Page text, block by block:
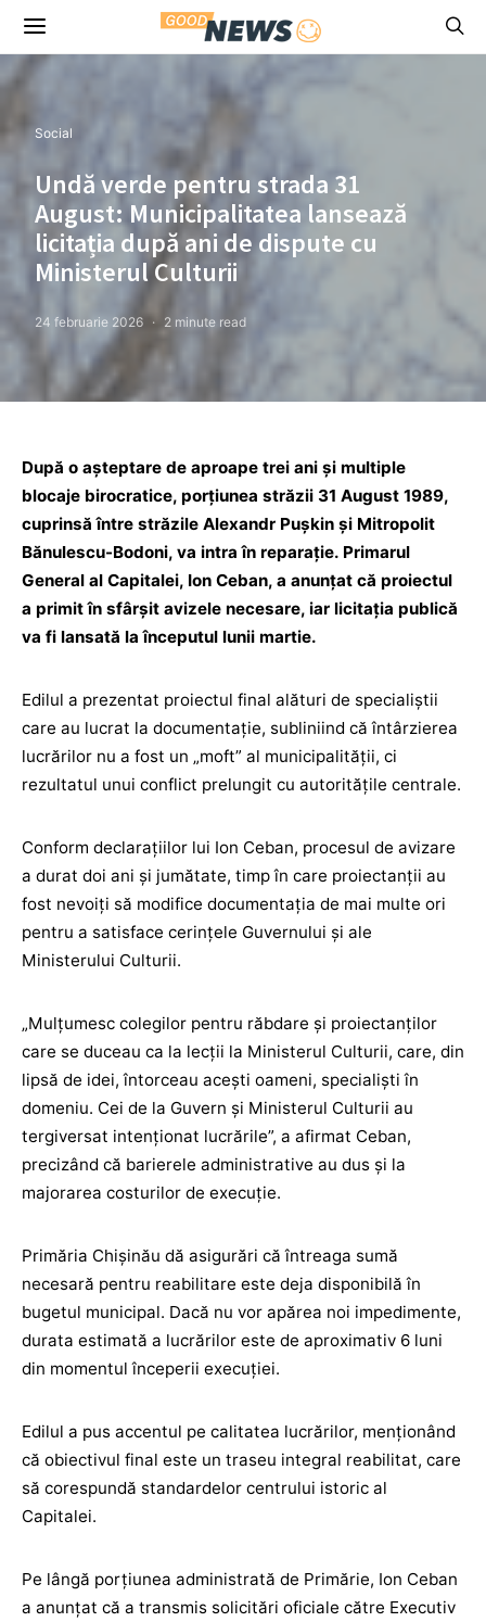
Social
Undă verde pentru strada 31
August: Municipalitatea lansează
licitația după ani de dispute cu
Ministerul Culturii
24 februarie 2026 2 minute read
După o așteptare de aproape trei ani și multiple
blocaje birocratice, porțiunea străzii 31 August 1989,
cuprinsă între străzile Alexandr Pușkin și Mitropolit
Bănulescu-Bodoni, va intra în reparație. Primarul
General al Capitalei, Ion Ceban, a anunțat că proiectul
a primit în sfârșit avizele necesare, iar licitația publică
va fi lansată la începutul lunii martie.
Edilul a prezentat proiectul final alături de specialiștii
care au lucrat la documentație, subliniind că întârzierea
lucrărilor nu a fost un „moft” al municipalității, ci
rezultatul unui conflict prelungit cu autoritățile centrale.
Conform declarațiilor lui Ion Ceban, procesul de avizare
a durat doi ani și jumătate, timp în care proiectanții au
fost nevoiți să modifice documentația de mai multe ori
pentru a satisface cerințele Guvernului și ale
Ministerului Culturii.
„Mulțumesc colegilor pentru răbdare și proiectanților
care se duceau ca la lecții la Ministerul Culturii, care, din
lipsă de idei, întorceau acești oameni, specialiști în
domeniu. Cei de la Guvern și Ministerul Culturii au
tergiversat intenționat lucrările”, a afirmat Ceban,
precizând că barierele administrative au dus și la
majorarea costurilor de execuție.
Primăria Chișinău dă asigurări că întreaga sumă
necesară pentru reabilitare este deja disponibilă în
bugetul municipal. Dacă nu vor apărea noi impedimente,
durata estimată a lucrărilor este de aproximativ 6 luni
din momentul începerii execuției.
Edilul a pus accentul pe calitatea lucrărilor, menționând
că obiectivul final este un traseu integral reabilitat, care
să corespundă standardelor centrului istoric al
Capitalei.
Pe lângă porțiunea administrată de Primărie, Ion Ceban
a anunțat că a transmis solicitări oficiale către Executiv